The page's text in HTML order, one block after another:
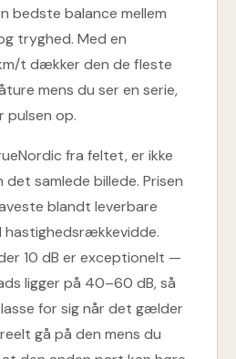
bedste balance mellem
tryghed. Med en
t dækker den de fleste
mens du ser en serie,
pulsen op.
fra feltet, er ikke
det samlede billede. Prisen
blandt leverbare
10 dB er exceptionelt —
ligger på 40–60 dB, så
for sig når det gælder
gå på den mens du